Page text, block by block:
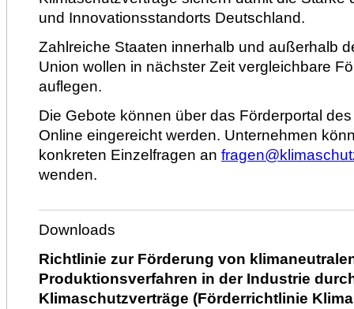
und Innovationsstandorts Deutschland.
Zahlreiche Staaten innerhalb und außerhalb
Union wollen in nächster Zeit vergleichbare
auflegen.
Die Gebote können über das Förderportal
Online eingereicht werden. Unternehmen
konkreten Einzelfragen an
wenden.
Downloads
Richtlinie zur Förderung von
Produktionsverfahren in der Industrie
Klimaschutzverträge (Förderrichtlinie